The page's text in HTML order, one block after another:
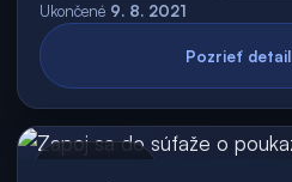
Ukončené 9. 8. 2021
Pozrieť detail